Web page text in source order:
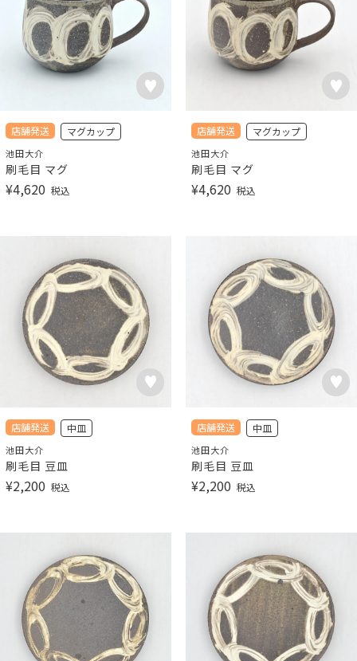
店舗発送 マグカップ
池田大介
刷毛目 マグ
¥4,620 税込
店舗発送 マグカップ
池田大介
刷毛目 マグ
¥4,620 税込
店舗発送 中皿
池田大介
刷毛目 豆皿
¥2,200 税込
店舗発送 中皿
池田大介
刷毛目 豆皿
¥2,200 税込